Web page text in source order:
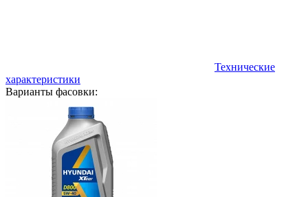
Технические
характеристики
Варианты фасовки: